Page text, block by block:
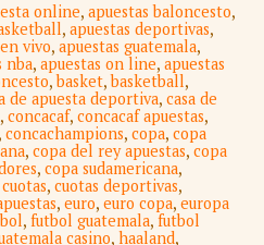
online, apuestas baloncesto,
, apuestas deportivas,
vivo, apuestas guatemala,
nba, apuestas on line, apuestas
,basket,basketball,
de apuesta deportiva, casa de
, concacaf, concacaf apuestas,
, concachampions, copa, copa
, copa del rey apuestas, copa
, copa sudamericana,
cuotas, cuotas deportivas,
, euro, euro copa, europa
, futbol guatemala, futbol
casino, haaland,